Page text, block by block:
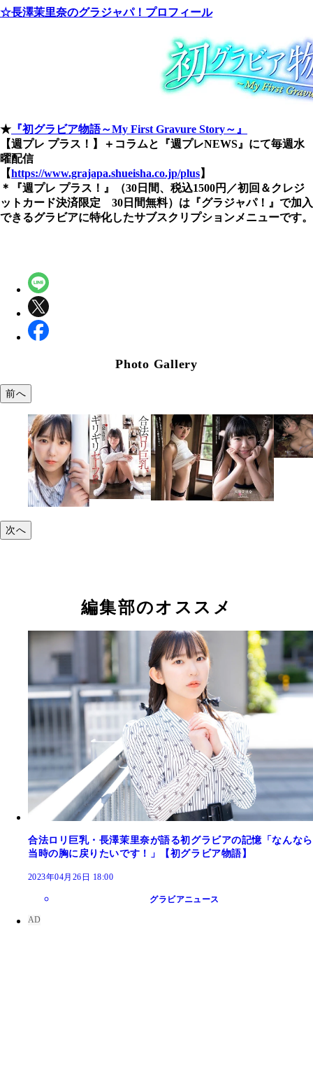
☆長澤茉里奈のグラジャパ！プロフィール
★ 『初グラビア物語～My First Gravure Story～』
【週プレ プラス！】＋コラムと『週プレNEWS』にて毎週水
曜配信
【https://www.grajapa.shueisha.co.jp/plus】
＊『週プレ プラス！』（30日間、税込1500円／初回＆クレジ
ットカード決済限定 30日間無料）は『グラジャパ！』で加入
できるグラビアに特化したサブスクリプションメニューです。
Photo Gallery
前へ
次へ
編集部のオススメ
合法ロリ巨乳・長澤茉里奈が語る初グラビアの記憶「なんなら
当時の胸に戻りたいです！」【初グラビア物語】
2023年04月26日 18:00
グラビアニュース